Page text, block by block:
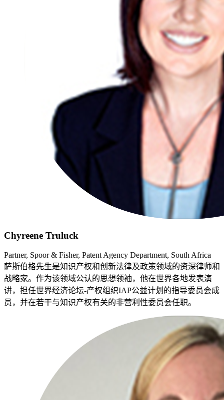
Chyreene Truluck
Partner, Spoor & Fisher, Patent Agency Department, South Africa
萨斯伯格先生是知识产权和创新法律及政策领域的资深律师和
战略家。作为该领域公认的思想领袖，他在世界各地发表演
讲，担任世界经济论坛-产权组织IAP公益计划的指导委员会成
员，并在若干与知识产权有关的非营利性委员会任职。